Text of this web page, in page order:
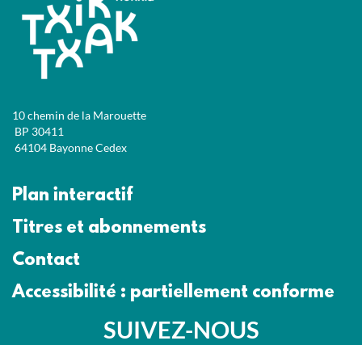
10 chemin de la Marouette
BP 30411
64104 Bayonne Cedex
Plan interactif
Titres et abonnements
Contact
Accessibilité : partiellement conforme
SUIVEZ-NOUS